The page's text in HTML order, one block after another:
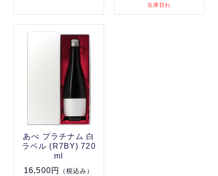
在庫切れ
あべ プラチナム 白
ラベル (R7BY) 720
ml
16,500円
（税込み）